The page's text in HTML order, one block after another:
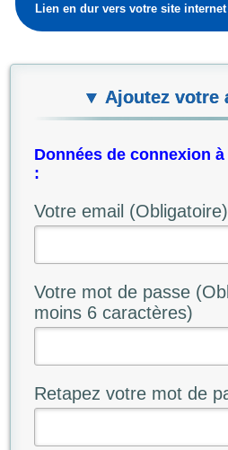
Lien en dur vers votre site
▼ Ajoutez votre
Données de connexion
:
Votre email (Obligatoire)
Votre mot de passe
moins 6 caractères)
Retapez votre mot de